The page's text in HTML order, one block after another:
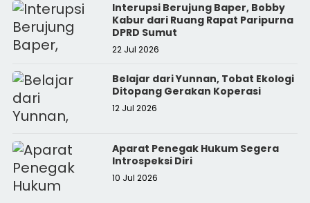
Interupsi Berujung Baper, Bobby
Kabur dari Ruang Rapat Paripurna
DPRD Sumut
22 Jul 2026
Belajar dari Yunnan, Tobat Ekologi
Ditopang Gerakan Koperasi
12 Jul 2026
Aparat Penegak Hukum Segera
Introspeksi Diri
10 Jul 2026